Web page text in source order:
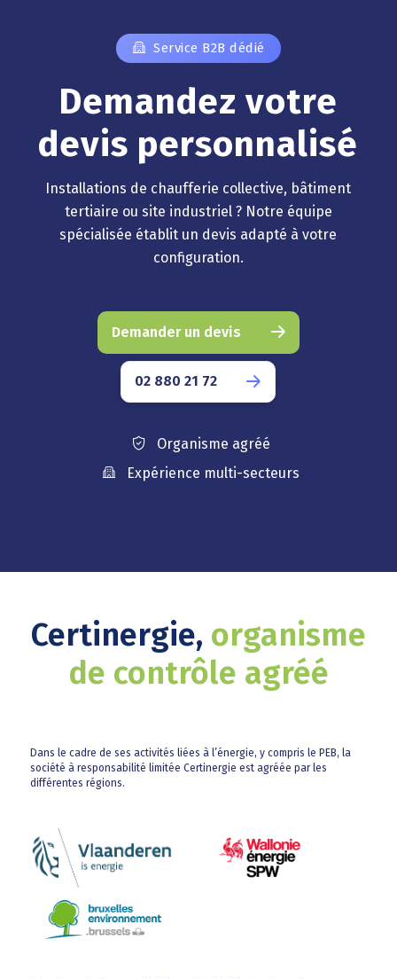
Service B2B dédié
Demandez votre
devis personnalisé
Installations de chaufferie collective, bâtiment
tertiaire ou site industriel ? Notre équipe
spécialisée établit un devis adapté à votre
configuration.
Demander un devis
02 880 21 72
Organisme agréé
Expérience multi-secteurs
Certinergie, organisme
de contrôle agréé
Dans le cadre de ses activités liées à l’énergie, y compris le PEB, la
société à responsabilité limitée Certinergie est agréée par les
différentes régions.